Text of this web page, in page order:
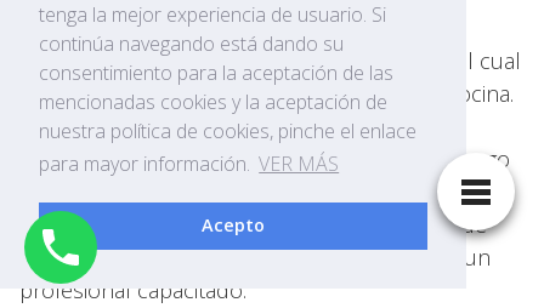
Una campana es un aparato doméstico, sin el cual
hoy día es difícil imaginar el interior de una cocina.
Como regla, este equipo es de alta calidad y
puede marchar sin problemas y averías a lo largo
de bastante tiempo. Pero, como cualquier otro
dispositivo, tarde o temprano, las campanas de
extracción pueden requerir una revisión por un
profesional capacitado.
tenga la mejor experiencia de usuario. Si
continúa navegando está dando su
consentimiento para la aceptación de las
mencionadas cookies y la aceptación de
nuestra política de cookies, pinche el enlace
para mayor información. VER MÁS
Acepto